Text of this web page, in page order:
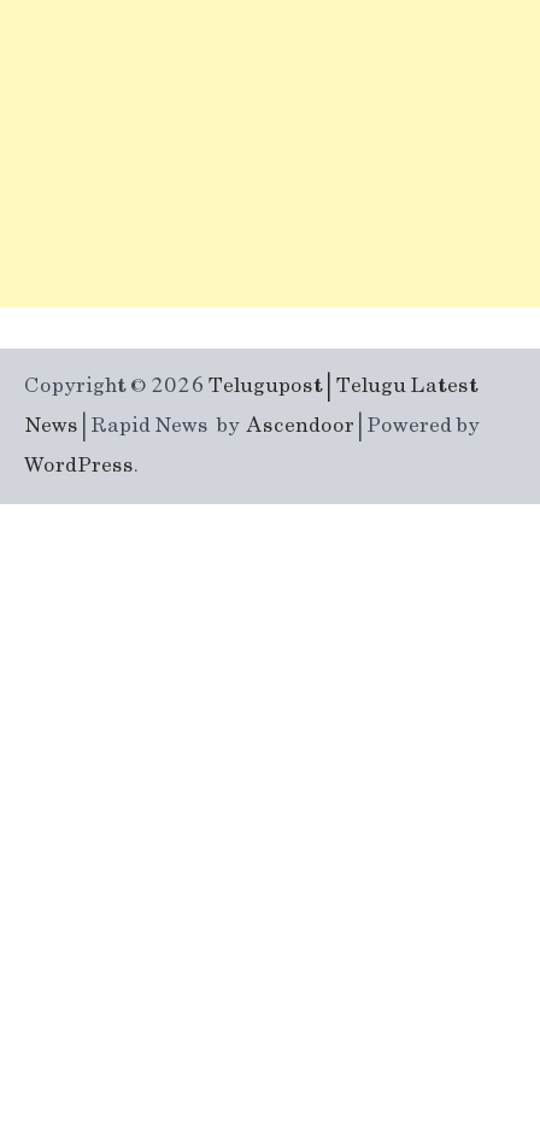
Copyright © 2026 Telugupost | Telugu Latest
News | Rapid News byAscendoor | Powered by
WordPress.